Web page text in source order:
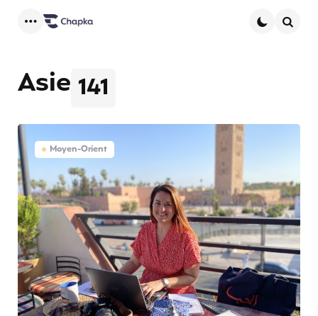
141
Asie
Moyen-Orient